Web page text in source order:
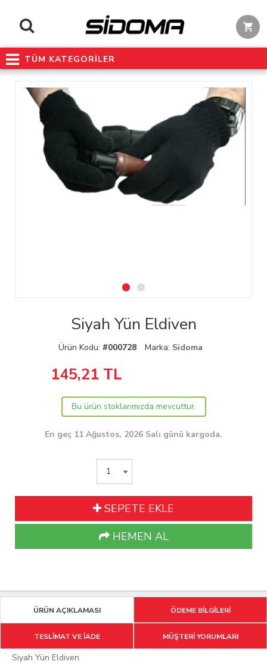
TÜM KATEGORİLER
Siyah Yün Eldiven
Ürün Kodu: #000728 Marka: Sidoma
145,21 TL
Bu ürün stoklarımızda mevcuttur.
En geç 11 Ağustos, 2026 Salı günü kargoda.
SEPETE EKLE
HEMEN AL
ÜRÜN AÇIKLAMASI ÖDEME BİLGİLERİ
TESLİMAT VE İADE MÜŞTERİ YORUMLARI
Siyah Yün Eldiven